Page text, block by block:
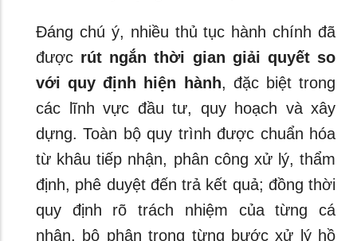
Đáng chú ý, nhiều thủ tục hành chính đã
được rút ngắn thời gian giải quyết so
với quy định hiện hành, đặc biệt trong
các lĩnh vực đầu tư, quy hoạch và xây
dựng. Toàn bộ quy trình được chuẩn hóa
từ khâu tiếp nhận, phân công xử lý, thẩm
định, phê duyệt đến trả kết quả; đồng thời
quy định rõ trách nhiệm của từng cá
nhân, bộ phận trong từng bước xử lý hồ